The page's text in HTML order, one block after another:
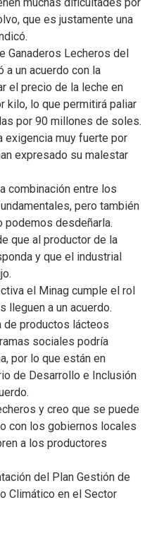
que es justamente una
Ganaderos Lecheros del
a un acuerdo con la
el precio de la leche en
kilo, lo que permitirá paliar
por 90 millones de soles.
exigencia muy fuerte por
expresado su malestar
combinación entre los
pero también
podemos desdeñarla.
que al productor de la
y que el industrial
el Minag cumple el rol
lleguen a un acuerdo.
de productos lácteos
sociales podría
por lo que están en
de Desarrollo e Inclusión
y creo que se puede
con los gobiernos locales
a los productores
del Plan Gestión de
Climático en el Sector